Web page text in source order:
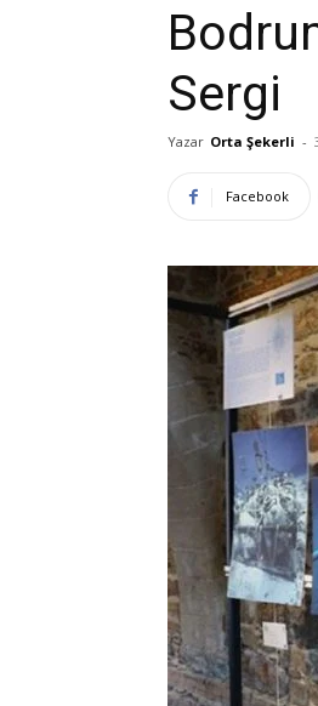
Sergi
Yazar Orta Şekerli -
Facebook